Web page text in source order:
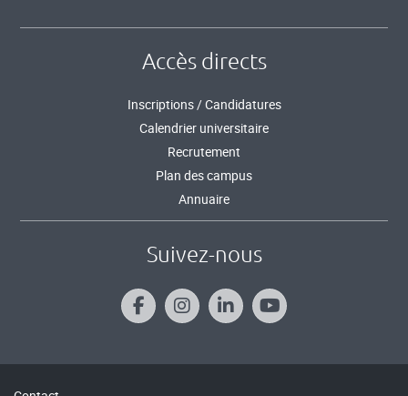
Accès directs
Inscriptions / Candidatures
Calendrier universitaire
Recrutement
Plan des campus
Annuaire
Suivez-nous